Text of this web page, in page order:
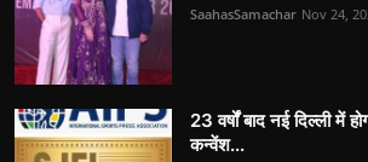
SaahasSamachar Nov 24,
23 वर्षों बाद नई दिल्ली
कन्वेंश...